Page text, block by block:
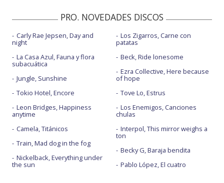
PRO. NOVEDADES DISCOS
Carly Rae Jepsen, Day and
night
La Casa Azul, Fauna y flora
subacuática
Jungle, Sunshine
Tokio Hotel, Encore
Leon Bridges, Happiness
anytime
Camela, Titánicos
Train, Mad dog in the fog
Nickelback, Everything under
the sun
Los Zigarros, Carne con
patatas
Beck, Ride lonesome
Ezra Collective, Here because
of hope
Tove Lo, Estrus
Los Enemigos, Canciones
chulas
Interpol, This mirror weighs a
ton
Becky G, Baraja bendita
Pablo López, El cuatro